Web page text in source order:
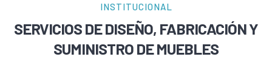
INSTITUCIONAL
SERVICIOS DE DISEÑO, FABRICACIÓN Y
SUMINISTRO DE MUEBLES